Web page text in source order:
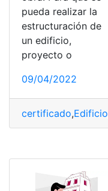
pueda realizar la
estructuración de
un edificio,
proyecto o
09/04/2022
certificado,Edificio